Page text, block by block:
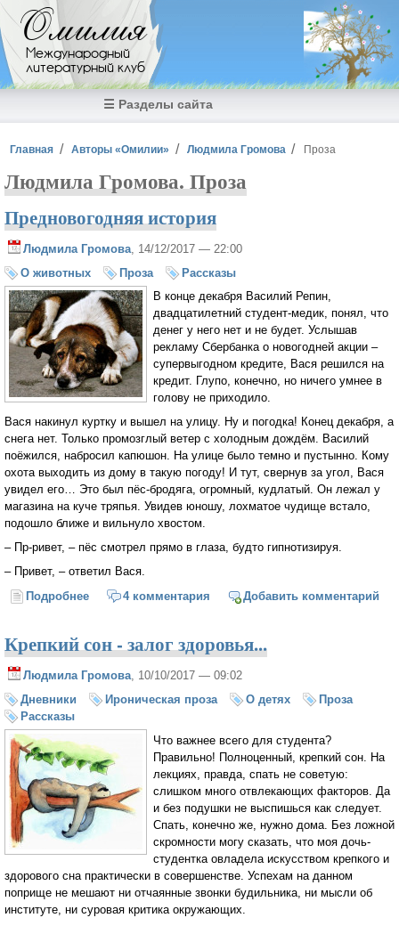
Перейти к основному содержанию
Омилия
Международный
литературный клуб
☰ Разделы сайта
Вы здесь
Главная Авторы «Омилии» Людмила Громова Проза
Людмила Громова. Проза
Предновогодняя история
Людмила Громова , 14/12/2017 — 22:00
О животных
Проза
Рассказы
В конце декабря Василий Репин,
двадцатилетний студент-медик, понял, что
денег у него нет и не будет. Услышав
рекламу Сбербанка о новогодней акции –
супервыгодном кредите, Вася решился на
кредит. Глупо, конечно, но ничего умнее в
голову не приходило.
Вася накинул куртку и вышел на улицу. Ну и погодка! Конец декабря, а
снега нет. Только промозглый ветер с холодным дождём. Василий
поёжился, набросил капюшон. На улице было темно и пустынно. Кому
охота выходить из дому в такую погоду! И тут, свернув за угол, Вася
увидел его… Это был пёс-бродяга, огромный, кудлатый. Он лежал у
магазина на куче тряпья. Увидев юношу, лохматое чудище встало,
подошло ближе и вильнуло хвостом.
– Пр-ривет, – пёс смотрел прямо в глаза, будто гипнотизируя.
– Привет, – ответил Вася.
Подробнее о Предновогодняя история
4 комментария Добавить комментарий
Крепкий сон - залог здоровья...
Людмила Громова, 10/10/2017 — 09:02
Дневники
Ироническая проза О детях
Проза
Рассказы
Что важнее всего для студента?
Правильно! Полноценный, крепкий сон. На
лекциях, правда, спать не советую:
слишком много отвлекающих факторов. Да
и без подушки не выспишься как следует.
Спать, конечно же, нужно дома. Без ложной
скромности могу сказать, что моя дочь-
студентка овладела искусством крепкого и
здорового сна практически в совершенстве. Успехам на данном
поприще не мешают ни отчаянные звонки будильника, ни мысли об
институте, ни суровая критика окружающих.